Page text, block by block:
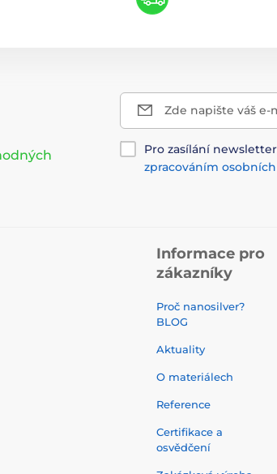
Zde napište váš e-
Pro zasílání
zpracováním
Informace pro
zákazníky
Proč nanosilver?
BLOG
Aktuality
O materiálech
Reference
Certifikace a
osvědčení